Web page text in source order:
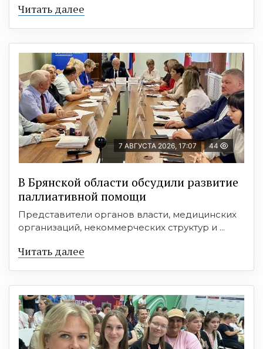
Читать далее
7 АВГУСТА 2026, 17:07 44
В Брянской области обсудили развитие
паллиативной помощи
Представители органов власти, медицинских
организаций, некоммерческих структур и ...
Читать далее